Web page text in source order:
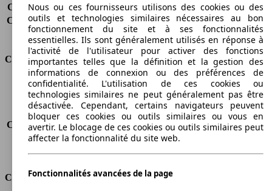
Capacité de remorquage (sans freins) -
Capacité de remorquage (avec freins) -
Volume du coffre
-
Consommation
Émissions de CO2*
199 g/km (komb.)
Consommation (ville)
11.0 l/100km
Consommation (route)
6.8 l/100km
Consommation (combinée)* 8.3 l/100km
Classe d'émissions
pas d'information
Capacité du réservoir
61 l
Classes d'assurance
Nous ou ces fournisseurs utilisons des cookies ou des
outils et technologies similaires nécessaires au bon
fonctionnement du site et à ses fonctionnalités
essentielles. Ils sont généralement utilisés en réponse à
l'activité de l'utilisateur pour activer des fonctions
importantes telles que la définition et la gestion des
informations de connexion ou des préférences de
confidentialité. L'utilisation de ces cookies ou
technologies similaires ne peut généralement pas être
désactivée. Cependant, certains navigateurs peuvent
bloquer ces cookies ou outils similaires ou vous en
avertir. Le blocage de ces cookies ou outils similaires peut
affecter la fonctionnalité du site web.
Fonctionnalités avancées de la page